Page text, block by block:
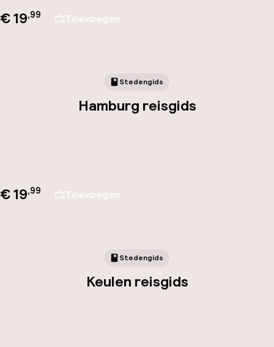
€ 19,99 Toevoegen
Stedengids
Hamburg reisgids
€ 19,99 Toevoegen
Stedengids
Keulen reisgids